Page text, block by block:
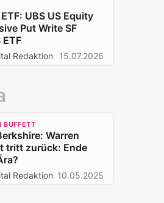
UBS US Equity
Put Write SF
ETF
Redaktion 15.07.2026
BUFFETT
Warren
tritt zurück: Ende
Redaktion 10.05.2025